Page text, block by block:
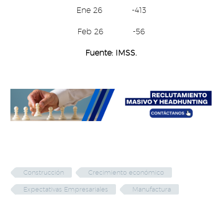
Ene 26 -413
Feb 26 -56
Fuente: IMSS.
Construcción Crecimiento económico
Expectativas Empresariales Manufactura